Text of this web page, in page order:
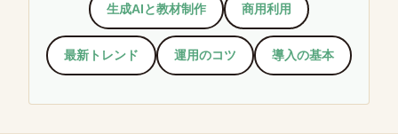
生成AIと教材制作 商用利用
最新トレンド 運用のコツ 導入の基本